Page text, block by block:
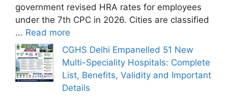
government revised HRA rates for employees
under the 7th CPC in 2026. Cities are classified
... Read more
CGHS Delhi Empanelled 51 New
Multi-Speciality Hospitals: Complete
List, Benefits, Validity and Important
Details